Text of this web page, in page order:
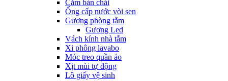
Cắm bàn chải
Ống cấp nước vòi sen
Gương phòng tắm
Gương Led
Vách kính nhà tắm
Xi phông lavabo
Móc treo quần áo
Xịt mùi tự động
Lô giấy vệ sinh